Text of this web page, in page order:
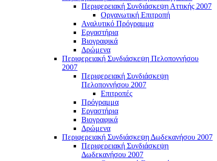
Περιφερειακή Συνδιάσκεψη Αττικής 2007
Οργανωτική Επιτροπή
Αναλυτικό Πρόγραμμα
Εργαστήρια
Βιογραφικά
Δρώμενα
Περιφερειακή Συνδιάσκεψη Πελοποννήσου
2007
Περιφερειακή Συνδιάσκεψη
Πελοποννήσου 2007
Επιτροπές
Πρόγραμμα
Εργαστήρια
Βιογραφικά
Δρώμενα
Περιφερειακή Συνδιάσκεψη Δωδεκανήσου 2007
Περιφερειακή Συνδιάσκεψη
Δωδεκανήσου 2007